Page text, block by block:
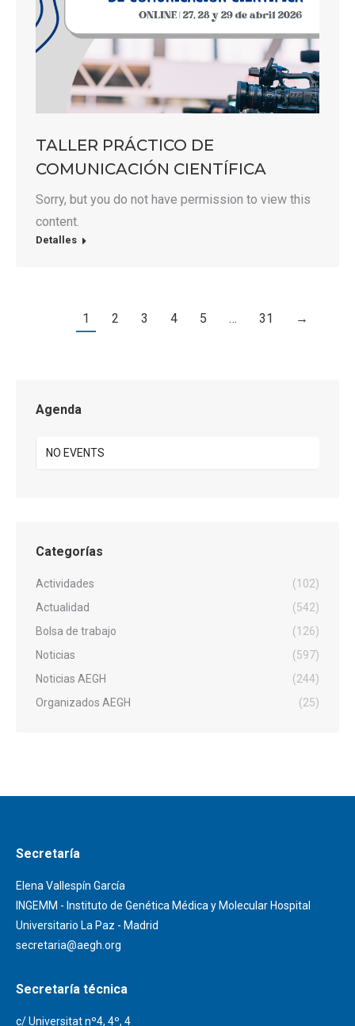
TALLER PRÁCTICO DE
COMUNICACIÓN CIENTÍFICA
Sorry, but you do not have permission to view this
content.
Detalles
1 2 3 4 5 … 31 →
Agenda
NO EVENTS
Categorías
Actividades
(102)
Actualidad
(542)
Bolsa de trabajo
(126)
Noticias
(597)
Noticias AEGH
(244)
Organizados AEGH
(25)
Secretaría
Elena Vallespín García
INGEMM - Instituto de Genética Médica y Molecular Hospital
Universitario La Paz - Madrid
secretaria@aegh.org
Secretaría técnica
c/ Universitat nº4, 4º, 4